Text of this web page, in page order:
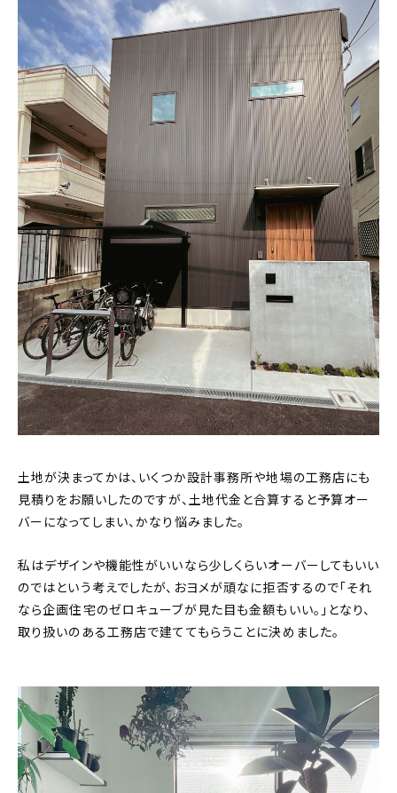
土地が決まってかは、いくつか設計事務所や地場の工務店にも
見積りをお願いしたのですが、土地代金と合算すると予算オー
バーになってしまい、かなり悩みました。
私はデザインや機能性がいいなら少しくらいオーバーしてもいい
のではという考えでしたが、おヨメが頑なに拒否するので「それ
なら企画住宅のゼロキューブが見た目も金額もいい。」となり、
取り扱いのある工務店で建ててもらうことに決めました。